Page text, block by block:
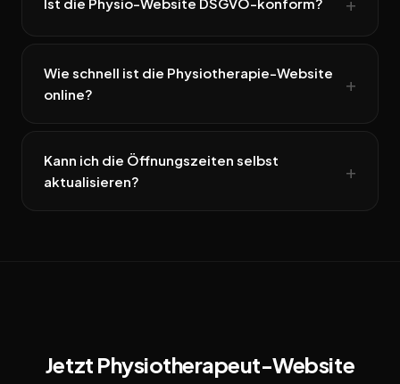
Ist die Physio-Website DSGVO-konform?
Wie schnell ist die Physiotherapie-Website
online?
Kann ich die Öffnungszeiten selbst
aktualisieren?
Jetzt Physiotherapeut-Website